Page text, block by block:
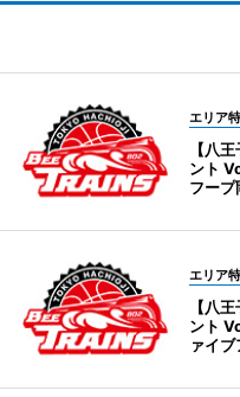
エリア
【八
ント
フープ
エリア
【八
ント
ァイ